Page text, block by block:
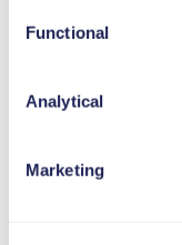
Functional
Analytical
Marketing
SNEKÆDER